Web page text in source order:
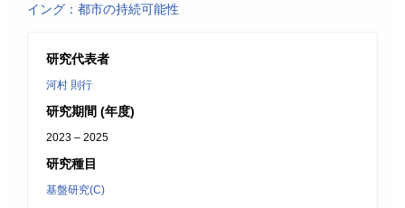
イング：都市の持続可能性
研究代表者
河村 則行
研究期間 (年度)
2023 – 2025
研究種目
基盤研究(C)